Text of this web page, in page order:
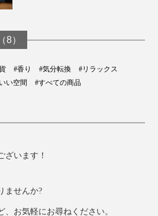
なく楽しめる贅沢な香りです。
を踏み入れたかのような、日本
心落ち着くウッディな香りの絶
8）
#香り #気分転換
#リラックス
い空間 #すべての商品
ざいます！
ませんか?
お気軽にお尋ねください。